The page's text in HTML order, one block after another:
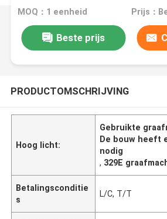
MOQ：1 eenheid Prijs：
Beste prijs
PRODUCTOMSCHRIJVING
Hoog licht:
Gebruikte
De bouw heeft
nodig
, 329E
Betalingsconditie
s
L/C, T/T